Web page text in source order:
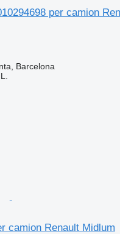
per camion
Barcelona
camion Renault Midlum